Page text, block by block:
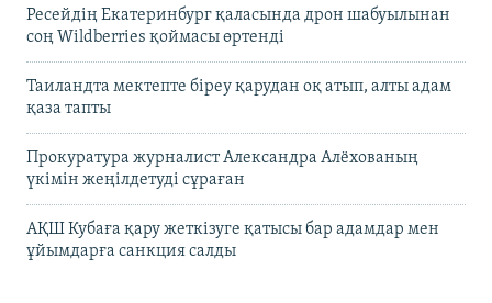
Ресейдің Екатеринбург қаласында дрон шабуылынан
соң Wildberries қоймасы өртенді
Таиландта мектепте біреу қарудан оқ атып, алты адам
қаза тапты
Прокуратура журналист Александра Алёхованың
үкімін жеңілдетуді сұраған
АҚШ Кубаға қару жеткізуге қатысы бар адамдар мен
ұйымдарға санкция салды